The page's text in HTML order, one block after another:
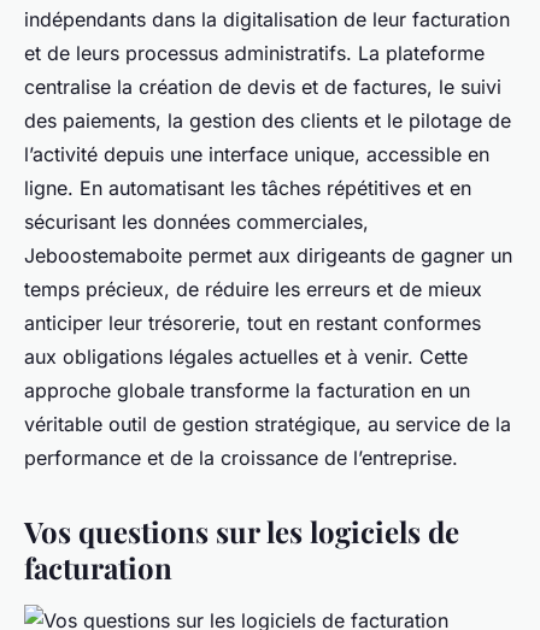
indépendants dans la digitalisation de leur facturation
et de leurs processus administratifs. La plateforme
centralise la création de devis et de factures, le suivi
des paiements, la gestion des clients et le pilotage de
l’activité depuis une interface unique, accessible en
ligne. En automatisant les tâches répétitives et en
sécurisant les données commerciales,
Jeboostemaboite permet aux dirigeants de gagner un
temps précieux, de réduire les erreurs et de mieux
anticiper leur trésorerie, tout en restant conformes
aux obligations légales actuelles et à venir. Cette
approche globale transforme la facturation en un
véritable outil de gestion stratégique, au service de la
performance et de la croissance de l’entreprise.
Vos questions sur les logiciels de
facturation